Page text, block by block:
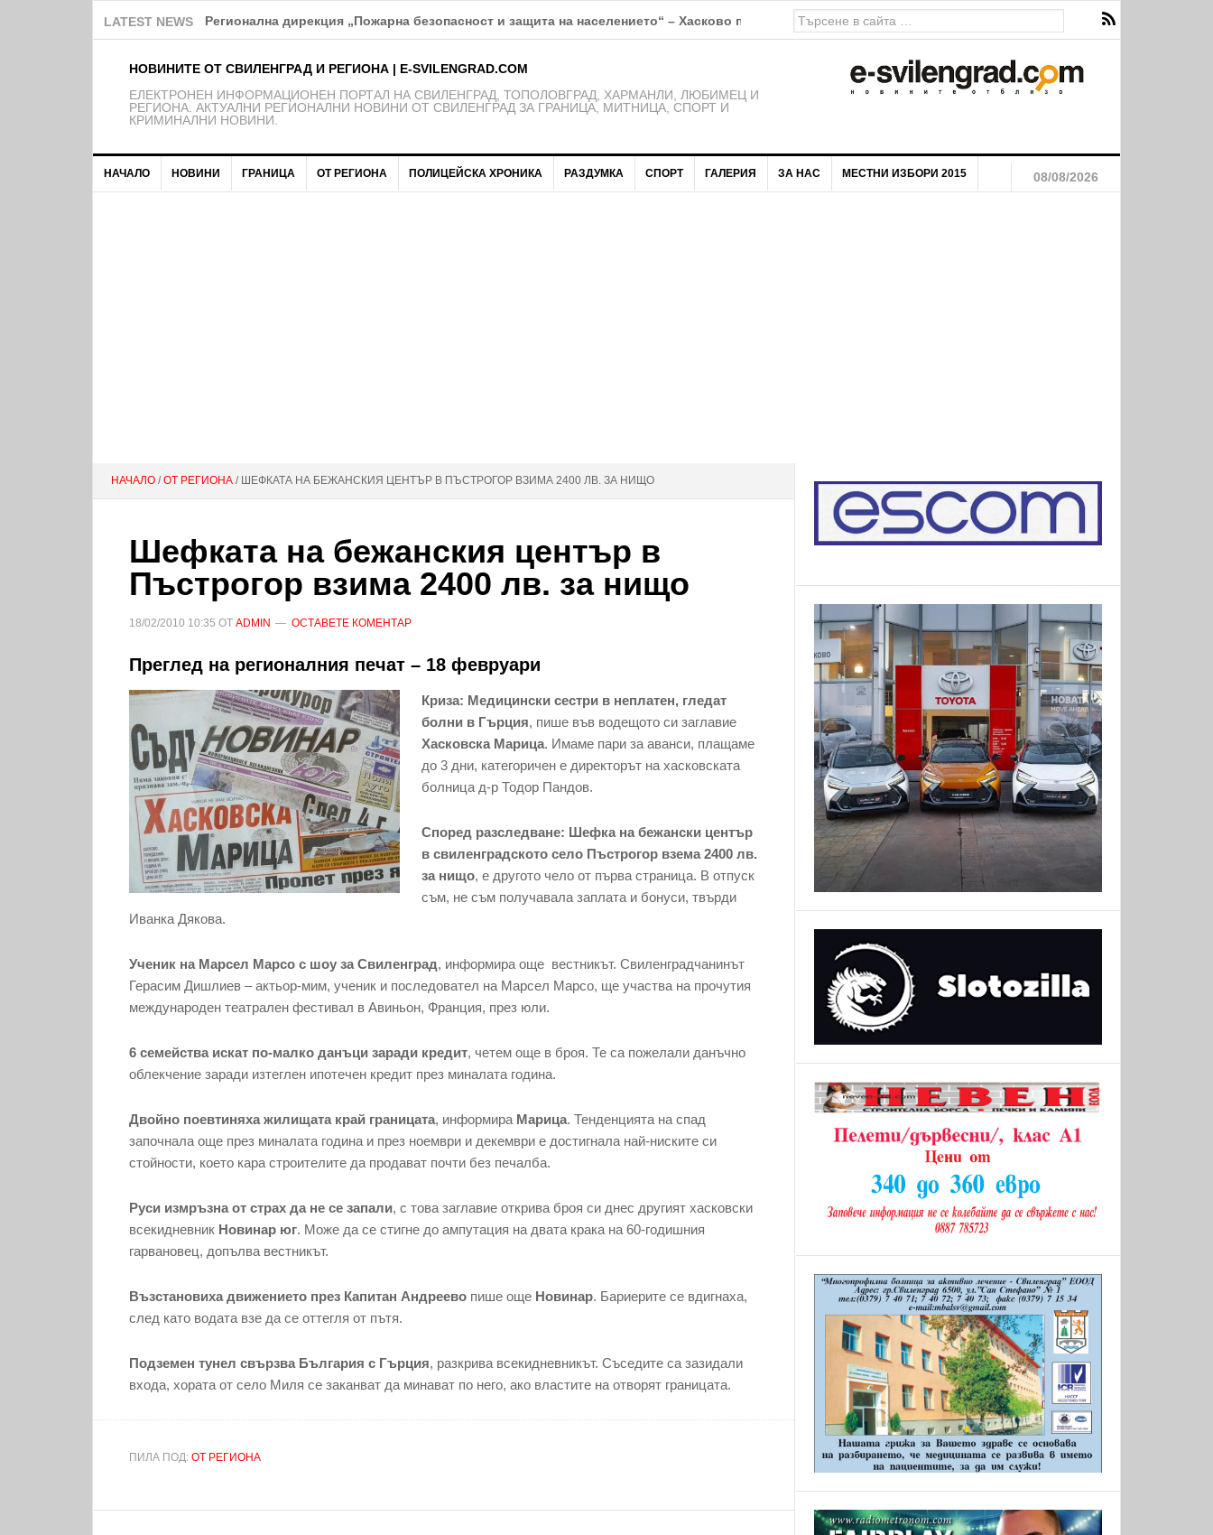
LATEST NEWS Регионална дирекция „Пожарна безопасност и защита на населението“ – Хасково предупреждава за екстремен риск от пожари
НОВИНИТЕ ОТ СВИЛЕНГРАД И РЕГИОНА | E-SVILENGRAD.COM
EЛЕКТРОНЕН ИНФОРМАЦИОНЕН ПОРТАЛ НА СВИЛЕНГРАД, ТОПОЛОВГРАД, ХАРМАНЛИ, ЛЮБИМЕЦ И
РЕГИОНА. АКТУАЛНИ РЕГИОНАЛНИ НОВИНИ ОТ СВИЛЕНГРАД ЗА ГРАНИЦА, МИТНИЦА, СПОРТ И
КРИМИНАЛНИ НОВИНИ.
НАЧАЛО НОВИНИ ГРАНИЦА ОТ РЕГИОНА ПОЛИЦЕЙСКА ХРОНИКА РАЗДУМКА СПОРТ ГАЛЕРИЯ ЗА НАС МЕСТНИ ИЗБОРИ 2015 08/08/2026
НАЧАЛО /ОТ РЕГИОНА / ШЕФКАТА НА БЕЖАНСКИЯ ЦЕНТЪР В ПЪСТРОГОР ВЗИМА 2400 ЛВ. ЗА НИЩО
Шефката на бежанския център в
Пъстрогор взима 2400 лв. за нищо
18/02/2010 10:35 ОТ ADMIN ОСТАВЕТЕ КОМЕНТАР
Преглед на регионалния печат – 18 февруари
Криза: Медицински сестри в неплатен, гледат
болни в Гърция, пише във водещото си заглавие
Хасковска Марица. Имаме пари за аванси, плащаме
до 3 дни, категоричен е директорът на хасковската
болница д-р Тодор Пандов.
Според разследване: Шефка на бежански център
в свиленградското село Пъстрогор взема 2400 лв.
за нищо, е другото чело от първа страница. В отпуск
съм, не съм получавала заплата и бонуси, твърди
Иванка Дякова.
Ученик на Марсел Марсо с шоу за Свиленград, информира още вестникът. Свиленградчанинът
Герасим Дишлиев – актьор-мим, ученик и последовател на Марсел Марсо, ще участва на прочутия
международен театрален фестивал в Авиньон, Франция, през юли.
6 семейства искат по-малко данъци заради кредит, четем още в броя. Те са пожелали данъчно
облекчение заради изтеглен ипотечен кредит през миналата година.
Двойно поевтиняха жилищата край границата, информира Марица. Тенденцията на спад
започнала още през миналата година и през ноември и декември е достигнала най-ниските си
стойности, което кара строителите да продават почти без печалба.
Руси измръзна от страх да не се запали, с това заглавие открива броя си днес другият хасковски
всекидневник Новинар юг. Може да се стигне до ампутация на двата крака на 60-годишния
гарвановец, допълва вестникът.
Възстановиха движението през Капитан Андреево пише още Новинар. Бариерите се вдигнаха,
след като водата взе да се оттегля от пътя.
Подземен тунел свързва България с Гърция, разкрива всекидневникът. Съседите са зазидали
входа, хората от село Миля се заканват да минават по него, ако властите на отворят границата.
ПИЛА ПОД: ОТ РЕГИОНА